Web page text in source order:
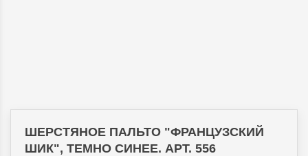
ШЕРСТЯНОЕ ПАЛЬТО "ФРАНЦУЗСКИЙ
ШИК", ТЕМНО СИНЕЕ. АРТ. 556